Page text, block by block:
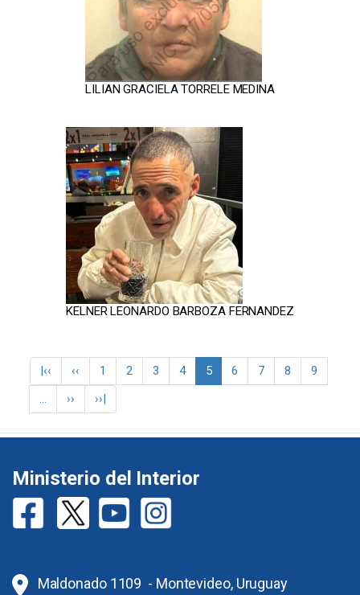
LILIAN GRACIELA TORRELE MEDINA
KELNER LEONARDO BARBOZA FERNANDEZ
Paginación
Primera
página
|‹‹
Página
anterior
‹‹ Página
1 Página
2 Página
3 Página
4
Página
actual
5 Página
6 Página
7 Página
8 Página
9
…
Siguiente
página
››
Última
página
››|
Ministerio del Interior
Maldonado 1109 - Montevideo, Uruguay